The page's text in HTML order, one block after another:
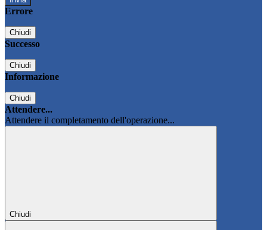
Errore
Chiudi
Successo
Chiudi
Informazione
Chiudi
Attendere...
Attendere il completamento dell'operazione...
Chiudi